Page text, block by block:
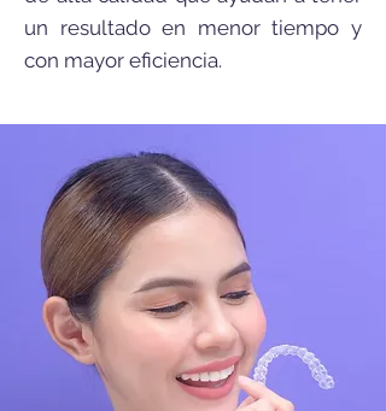
un resultado en menor tiempo y
con mayor eficiencia.